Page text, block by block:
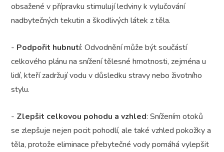
obsažené v přípravku stimulují ledviny k vylučování
nadbytečných tekutin a škodlivých látek z těla.
- Podpořit hubnutí: Odvodnění může být součástí
celkového plánu na snížení tělesné hmotnosti, zejména u
lidí, kteří zadržují vodu v důsledku stravy nebo životního
stylu.
- Zlepšit celkovou pohodu a vzhled: Snížením otoků
se zlepšuje nejen pocit pohodlí, ale také vzhled pokožky a
těla, protože eliminace přebytečné vody pomáhá vylepšit